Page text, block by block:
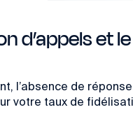
d’appels et
l’absence de
votre taux de